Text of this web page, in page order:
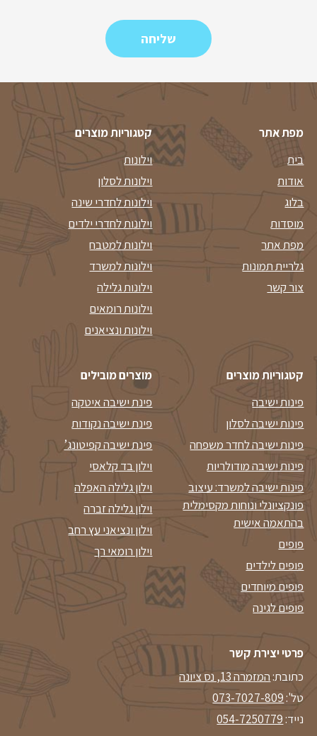
מפת אתר
בית
אודות
בלוג
מוסדות
מפת אתר
גלריית תמונות
צור קשר
קטגוריות מוצרים
וילונות
וילונות לסלון
וילונות לחדרי שינה
וילונות לחדרי ילדים
וילונות למטבח
וילונות למשרד
וילונות גלילה
וילונות רומאים
וילונות ונציאנים
קטגוריות מוצרים
פינות ישיבה
פינות ישיבה לסלון
פינות ישיבה לחדר משפחה
פינות ישיבה מודולריות
פינות ישיבה למשרד: עיצוב
פונקציונלי ונוחות מקסימלית
בהתאמה אישית
פופים
פופים לילדים
פופים מיוחדים
פופים לגינה
מוצרים מובילים
פינת ישיבה איטקה
פינת ישיבה נקודות
פינת ישיבה קפיטונג’
וילון בד קלאסי
וילון גלילה האפלה
וילון גלילה זברה
וילון ונציאני עץ רחב
וילון רומאי רך
פרטי יצירת קשר
כתובת:המזמרה 13, נס ציונה
טל':073-7027-809
נייד: 054-7250779